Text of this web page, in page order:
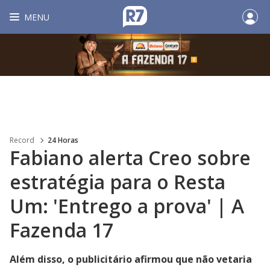
MENU
Record 24 Horas
Fabiano alerta Creo sobre
estratégia para o Resta
Um: 'Entrego a prova' | A
Fazenda 17
Além disso, o publicitário afirmou que não vetaria